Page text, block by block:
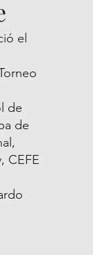
el
de
de
CEFE